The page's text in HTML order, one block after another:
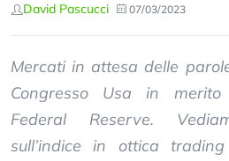
David Pascucci 07/03/2023
Mercati in attesa delle
Congresso Usa in
Federal Reserve.
sull’indice in ottica